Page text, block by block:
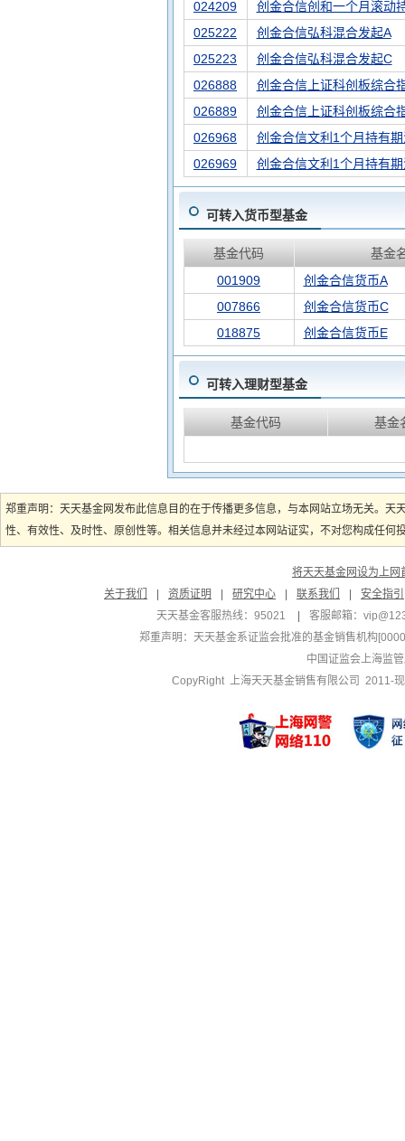
024209
创金合信创和一个月滚动
025222
创金合信弘科混合发起A
025223
创金合信弘科混合发起C
026888
创金合信上证科创板综合
026889
创金合信上证科创板综合
026968
创金合信文利1个月持有
026969
创金合信文利1个月持有
可转入货币型基金
基金代码
基金
001909
创金合信货币A
007866
创金合信货币C
018875
创金合信货币E
可转入理财型基金
基金代码 基金
郑重声明：天天基金网发布此信息目的在于传播更多信息，与本网站立场无关。
性、有效性、及时性、原创性等。相关信息并未经过本网站证实，不对您构成任
将天天基金网设为上网
关于我们
资质证明 研究中心 联系我们
安全指引
天天基金客服热线：95021
客服邮箱：
郑重声明： 天天基金系证监会批准的基金销售机构
中国证监会上海监
CopyRight 上海天天基金销售有限公司 2011-